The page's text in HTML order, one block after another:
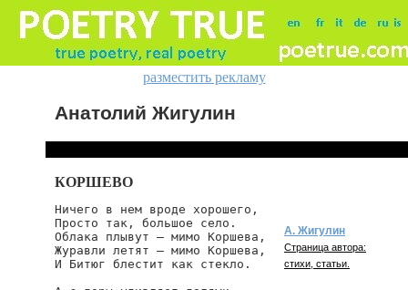
разместить рекламу
Анатолий Жигулин
КОРШЕВО
Ничего в нем вроде хорошего,
Просто так, большое село.
Облака плывут — мимо Коршева,
Журавли летят — мимо Коршева,
И Битюг блестит как стекло.
А. Жигулин
Страница автора:
стихи, статьи.